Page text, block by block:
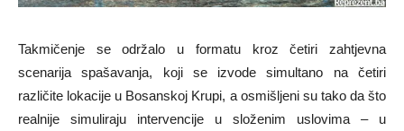
Takmičenje se održalo u formatu kroz četiri zahtjevna
scenarija spašavanja, koji se izvode simultano na četiri
različite lokacije u Bosanskoj Krupi, a osmišljeni su tako da što
realnije simuliraju intervencije u složenim uslovima – u